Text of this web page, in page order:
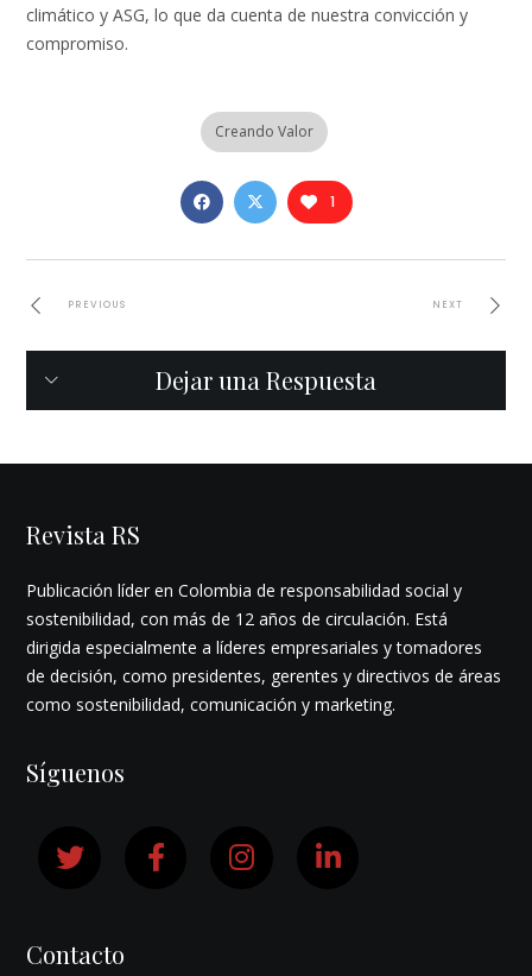
climático y ASG, lo que da cuenta de nuestra convicción y
compromiso.
Creando Valor
1
PREVIOUS NEXT
Dejar una Respuesta
Revista RS
Publicación líder en Colombia de responsabilidad social y
sostenibilidad, con más de 12 años de circulación. Está
dirigida especialmente a líderes empresariales y tomadores
de decisión, como presidentes, gerentes y directivos de áreas
como sostenibilidad, comunicación y marketing.
Síguenos
Contacto